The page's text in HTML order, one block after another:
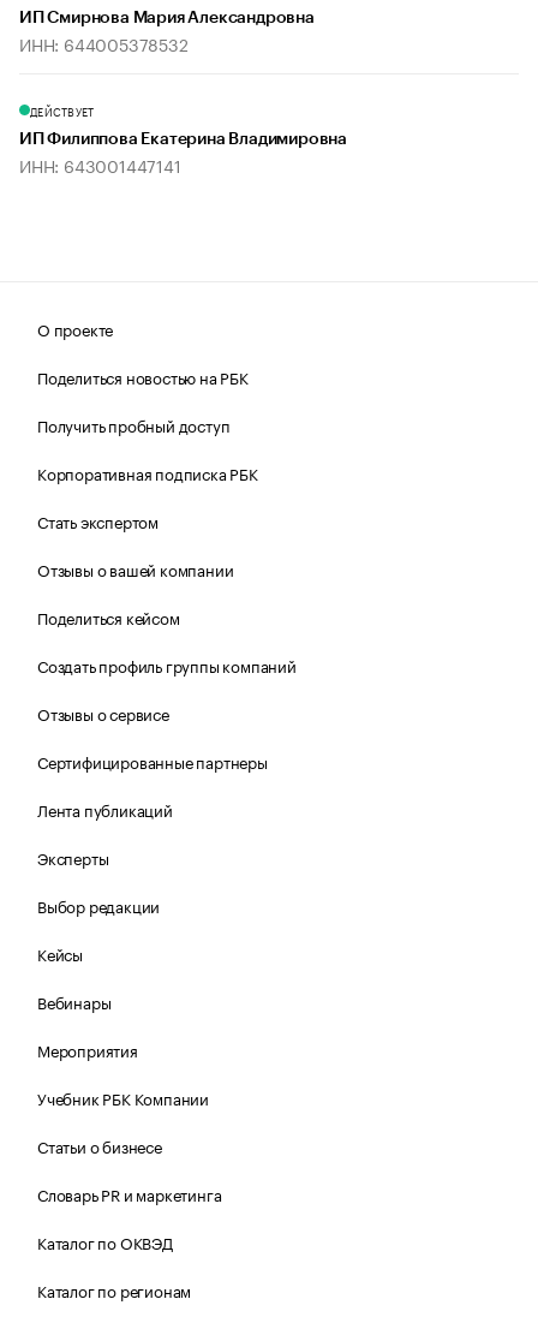
ИП Смирнова Мария Александровна
ИНН: 644005378532
ДЕЙСТВУЕТ
ИП Филиппова Екатерина Владимировна
ИНН: 643001447141
О проекте
Поделиться новостью на РБК
Получить пробный доступ
Корпоративная подписка РБК
Стать экспертом
Отзывы о вашей компании
Поделиться кейсом
Создать профиль группы компаний
Отзывы о сервисе
Сертифицированные партнеры
Лента публикаций
Эксперты
Выбор редакции
Кейсы
Вебинары
Мероприятия
Учебник РБК Компании
Статьи о бизнесе
Словарь PR и маркетинга
Каталог по ОКВЭД
Каталог по регионам